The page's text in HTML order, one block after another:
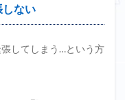
ない
してしまう…という方